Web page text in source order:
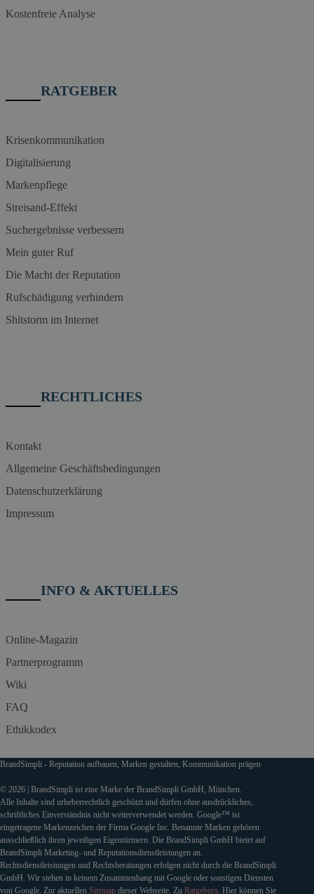
Kostenfreie Analyse
RATGEBER
Krisenkommunikation
Digitalisierung
Markenpflege
Streisand-Effekt
Suchergebnisse verbessern
Mein guter Ruf
Die Macht der Reputation
Rufschädigung verhindern
Shitstorm im Internet
RECHTLICHES
Kontakt
Allgemeine Geschäftsbedingungen
Datenschutzerklärung
Impressum
INFO & AKTUELLES
Online-Magazin
Partnerprogramm
Wiki
FAQ
Ethikkodex
BrandSimpli - Reputation aufbauen, Marken gestalten, Kommunikation prägen
© 2026 | BrandSimpli ist eine Marke der BrandSimpli GmbH, München.
Alle Inhalte sind urheberrechtlich geschützt und dürfen ohne ausdrückliches,
schriftliches Einverständnis nicht weiterverwendet werden. Google™ ist
eingetragene Markenzeichen der Firma Google Inc. Benannte Marken gehören
ausschließlich ihren jeweiligen Eigentürmern. Die BrandSimpli GmbH bietet auf
BrandSimpli Marketing- und Reputationsdienstleistungen an.
Rechtsdienstleistungen und Rechtsberatungen erfolgen nicht durch die BrandSimpli
GmbH. Wir stehen in keinem Zusammenhang mit Google oder sonstigen Diensten
von Google. Zur aktuellen Sitemap dieser Webseite. Zu Ratgebern. Hier können Sie